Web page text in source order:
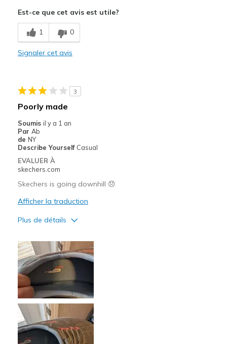
Breathe Well
Durable
Poor Cushioning
Les meilleures utilisations
Casual Wear
Width
Sizing
View On Shoes
I'm Into Shoes
Est-ce que cet avis est utile?
1 0
Signaler cet avis
3
Poorly made
Soumis il y a 1 an
Par Ab
de NY
Describe Yourself Casual
EVALUER À
skechers.com
Skechers is going downhill 😞
Afficher la traduction
Plus de détails
Poor Quality
Les meilleures utilisations
Work
Sizing
Feels true to size
View On Shoes
Shoes are for Wearing